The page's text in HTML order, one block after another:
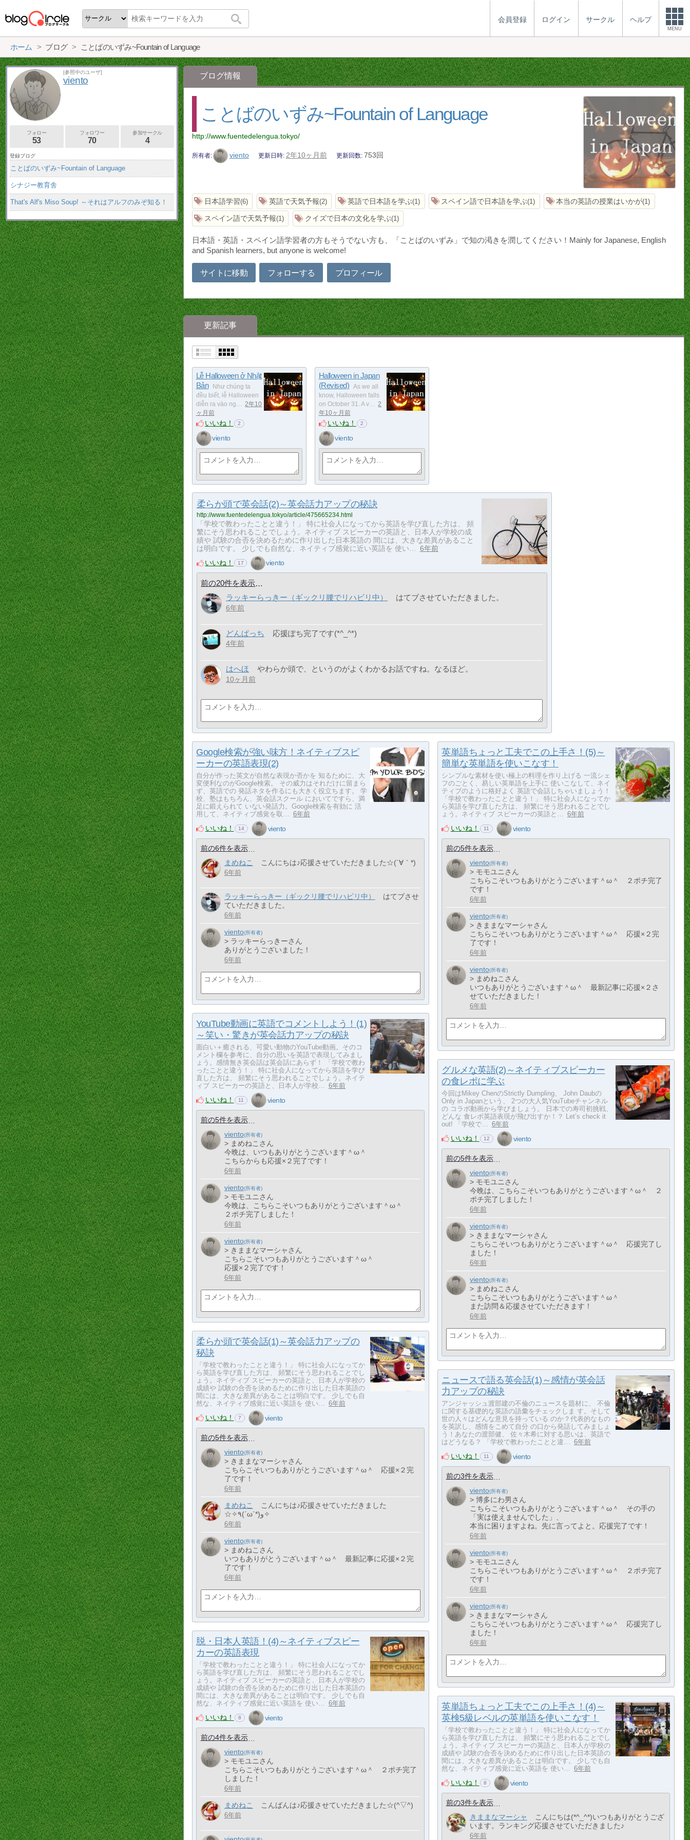
会員登録 ログイン サークル ヘルプ
MENU
ホーム ブログ ことばのいずみ~Fountain of Language
ブログ情報
ことばのいずみ~Fountain of Language
http://www.fuentedelengua.tokyo/
所有者 viento 更新日時 2年10ヶ月前 更新回数 753回
日本語学習 6 英語で天気予報 2 英語で日本語を学ぶ 1 スペイン語で日本語を学ぶ 1 本当の英語の授業はいかが 1
スペイン語で天気予報 1 クイズで日本の文化を学ぶ 1
日本語・英語・スペイン語学習者の方もそうでない方も、「ことばのいずみ」で知の渇きを潤してください！Mainly for Japanese, English
and Spanish learners, but anyone is welcome!
サイトに移動 フォローする プロフィール
更新記事
Lễ Halloween ở Nhật
Bản
Như chúng ta
đều biết, lễ Halloween
diễn ra vào ng…
2年10
ヶ月前
いいね！ 2
viento
Halloween in Japan
(Revised)
As we all
know, Halloween falls
on October 31. A v…
2
年10ヶ月前
いいね！ 2
viento
柔らか頭で英会話(2)～英会話力アップの秘訣
http://www.fuentedelengua.tokyo/article/475665234.html
「学校で教わったことと違う！」 特に社会人になってから英語を学び直した方は、 頻
繁にそう思われることでしょう。ネイティブ スピーカーの英語と、日本人が学校の成
績や 試験の合否を決めるために作り出した日本英語の 間には、大きな差異があること
は明白です。 少しでも自然な、ネイティブ感覚に近い英語を 使い… 6年前
いいね！
17 viento
前の20件を表示
ラッキーらっきー（ギックリ腰でリハビリ中）
はてブさせていただきました。
6年前
どんぱっち 応援ぽち完了です(*^_^*)
4年前
はへほ やわらか頭で、というのがよくわかるお話ですね。なるほど。
10ヶ月前
Google検索が強い味方！ネイティブスピ
ーカーの英語表現(2)
自分が作った英文が自然な表現か否かを 知るために、大
変便利なのがGoogle検索。 その威力はそれだけに留まら
ず、英語での 発話ネタを作るにも大きく役立ちます。 学
校、塾はもちろん、英会話スクール においてですら、満
足に鍛えられて いない発話力。Google検索を有効に 活
用して、ネイティブ感覚を取… 6年前
いいね！ 14 viento
前の6件を表示
まめねこ
こんにちは♪応援させていただきました☆(´∀｀*)
6年前
ラッキーらっきー（ギックリ腰でリハビリ中）
はてブさせ
ていただきました。
6年前
viento
> ラッキーらっきーさん
ありがとうございました！
6年前
英単語ちょっと工夫でこの上手さ！(5)～
簡単な英単語を使いこなす！
シンプルな素材を使い極上の料理を作り上げる 一流シェ
フのごとく、易しい英単語を上手に 使いこなして、ネイ
ティブのように格好よく 英語で会話しちゃいましょう！
「学校で教わったことと違う！」 特に社会人になってか
ら英語を学び直した方は、 頻繁にそう思われることでし
ょう。ネイティブ スピーカーの英語と… 6年前
いいね！ 11 viento
前の5件を表示
viento
> モモユニさん
こちらこそいつもありがとうございます＾ω＾ ２ポチ完了
です！
6年前
viento
> きままなマーシャさん
こちらこそいつもありがとうございます＾ω＾ 応援×２完
了です！
6年前
viento
> まめねこさん
いつもありがとうございます＾ω＾ 最新記事に応援×２さ
せていただきました！
6年前
YouTube動画に英語でコメントしよう！(1)
～笑い・驚きが英会話力アップの秘訣
面白い＋癒される、可愛い動物のYouTube動画。そのコ
メント欄を参考に、自分の思いを英語で表現してみまし
ょう。感情無き英会話は英会話にあらず！ 「学校で教わ
ったことと違う！」 特に社会人になってから英語を学び
直した方は、 頻繁にそう思われることでしょう。ネイテ
ィブ スピーカーの英語と、日本人が学校… 6年前
いいね！ 11 viento
前の5件を表示
viento
> まめねこさん
今晩は、いつもありがとうございます＾ω＾
こちらからも応援×２完了です！
6年前
viento
> モモユニさん
今晩は、こちらこそいつもありがとうございます＾ω＾
２ポチ完了しました！
6年前
viento
> きままなマーシャさん
こちらこそいつもありがとうございます＾ω＾
応援×２完了です！
6年前
グルメな英語(2)～ネイティブスピーカー
の食レポに学ぶ
今回はMikey ChenのStrictly Dumpling、 John Daubの
Only in Japanという、 2つの大人気YouTubeチャンネル
の コラボ動画から学びましょう。 日本での寿司初挑戦、
どんな 食レポ英語表現が飛び出すか！？ Let’s check it
out! 「学校で… 6年前
いいね！ 12 viento
前の5件を表示
viento
> モモユニさん
今晩は、こちらこそいつもありがとうございます＾ω＾ ２
ポチ完了しました！
6年前
viento
> きままなマーシャさん
こちらこそいつもありがとうございます＾ω＾ 応援完了し
ました！
6年前
viento
> まめねこさん
こちらこそいつもありがとうございます＾ω＾
また訪問＆応援させていただきます！
6年前
柔らか頭で英会話(1)～英会話力アップの
秘訣
「学校で教わったことと違う！」 特に社会人になってか
ら英語を学び直した方は、 頻繁にそう思われることでし
ょう。ネイティブ スピーカーの英語と、日本人が学校の
成績や 試験の合否を決めるために作り出した日本英語の
間には、大きな差異があることは明白です。 少しでも自
然な、ネイティブ感覚に近い英語を 使い… 6年前
いいね！ 7 viento
前の5件を表示
viento
> きままなマーシャさん
こちらこそいつもありがとうございます＾ω＾ 応援×２完
了です！
6年前
まめねこ
こんにちは♪応援させていただきました
☆✧٩(ˊωˋ*)و✧
6年前
viento
> まめねこさん
いつもありがとうございます＾ω＾ 最新記事に応援×２完
了です！
6年前
ニュースで語る英会話(1)～感情が英会話
力アップの秘訣
アンジャッシュ渡部建の不倫のニュースを題材に、 不倫
に関する基礎的な英語の語彙をチェックしま す。そして
世の人々はどんな意見を持っている のか？代表的なもの
を英訳し、感情をこめて自分 の口から発話してみましょ
う！あなたの渡部健、 佐々木希に対する思いは、英語で
はどうなる？ 「学校で教わったことと違… 6年前
いいね！ 11 viento
前の3件を表示
viento
> 博多にわ男さん
こちらこそいつもありがとうございます＾ω＾ その手の
「実は使えませんでした」、
本当に困りますよね。先に言ってよと。応援完了です！
6年前
viento
> モモユニさん
こちらこそいつもありがとうございます＾ω＾ ２ポチ完了
です！
6年前
viento
> きままなマーシャさん
こちらこそいつもありがとうございます＾ω＾ 応援完了し
ました！
6年前
脱・日本人英語！(4)～ネイティブスピー
カーの英語表現
「学校で教わったことと違う！」 特に社会人になってか
ら英語を学び直した方は、 頻繁にそう思われることでし
ょう。ネイティブ スピーカーの英語と、日本人が学校の
成績や 試験の合否を決めるために作り出した日本英語の
間には、大きな差異があることは明白です。 少しでも自
然な、ネイティブ感覚に近い英語を 使い… 6年前
いいね！ 8 viento
前の4件を表示
viento
> モモユニさん
こちらこそいつもありがとうございます＾ω＾ ２ポチ完了
しました！
6年前
まめねこ こんばんは♪応援させていただきました☆(^▽^)
6年前
英単語ちょっと工夫でこの上手さ！(4)～
英検5級レベルの英単語を使いこなす！
「学校で教わったことと違う！」 特に社会人になってか
ら英語を学び直した方は、 頻繁にそう思われることでし
ょう。ネイティブ スピーカーの英語と、日本人が学校の
成績や 試験の合否を決めるために作り出した日本英語の
間には、大きな差異があることは明白です。 少しでも自
然な、ネイティブ感覚に近い英語を 使い… 6年前
いいね！ 8 viento
前の3件を表示
きままなマーシャ
こんにちは(*^_^*)いつもありがとうござ
います。ランキング応援させていただきました♪
6年前
[参照中のユーザ]
viento
フォロー
53
フォロワー
70
参加サークル
4
登録ブログ
ことばのいずみ~Fountain of Language
シナジー教育舎
That's Alf's Miso Soup! ～それはアルフのみぞ知る！